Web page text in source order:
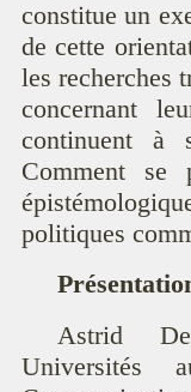
constitue un
de cette
les recherches
concernant
continuent à
Comment se
politiques
Astrid
Universités